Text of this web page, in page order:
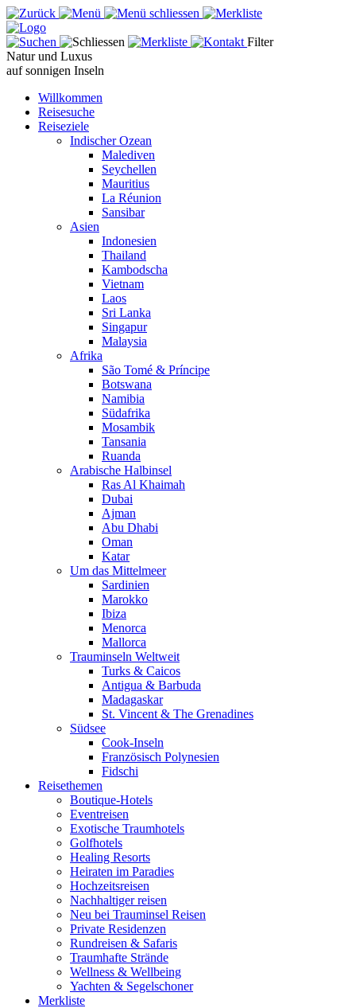
Filter
Natur und Luxus
auf sonnigen Inseln
Willkommen
Reisesuche
Reiseziele
Indischer Ozean
Malediven
Seychellen
Mauritius
La Réunion
Sansibar
Asien
Indonesien
Thailand
Kambodscha
Vietnam
Laos
Sri Lanka
Singapur
Malaysia
Afrika
São Tomé & Príncipe
Botswana
Namibia
Südafrika
Mosambik
Tansania
Ruanda
Arabische Halbinsel
Ras Al Khaimah
Dubai
Ajman
Abu Dhabi
Oman
Katar
Um das Mittelmeer
Sardinien
Marokko
Ibiza
Menorca
Mallorca
Trauminseln Weltweit
Turks & Caicos
Antigua & Barbuda
Madagaskar
St. Vincent & The Grenadines
Südsee
Cook-Inseln
Französisch Polynesien
Fidschi
Reisethemen
Boutique-Hotels
Eventreisen
Exotische Traumhotels
Golfhotels
Healing Resorts
Heiraten im Paradies
Hochzeitsreisen
Nachhaltiger reisen
Neu bei Trauminsel Reisen
Private Residenzen
Rundreisen & Safaris
Traumhafte Strände
Wellness & Wellbeing
Yachten & Segelschoner
Merkliste